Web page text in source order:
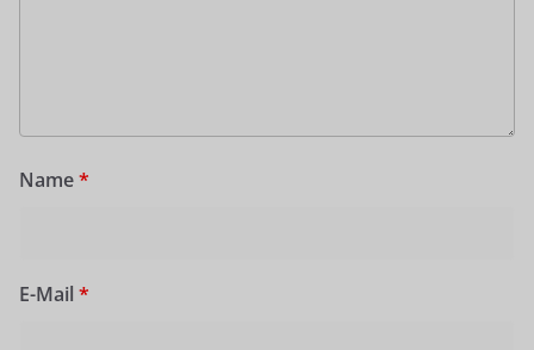
Name*
E-Mail *